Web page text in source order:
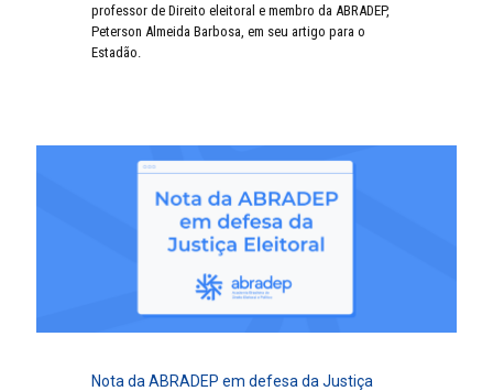
professor de Direito eleitoral e membro da ABRADEP,
Peterson Almeida Barbosa, em seu artigo para o
Estadão.
Nota da ABRADEP em defesa da Justiça